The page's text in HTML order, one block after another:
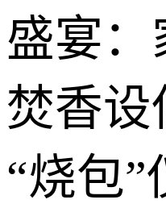
盛宴：
焚香设
“烧包”